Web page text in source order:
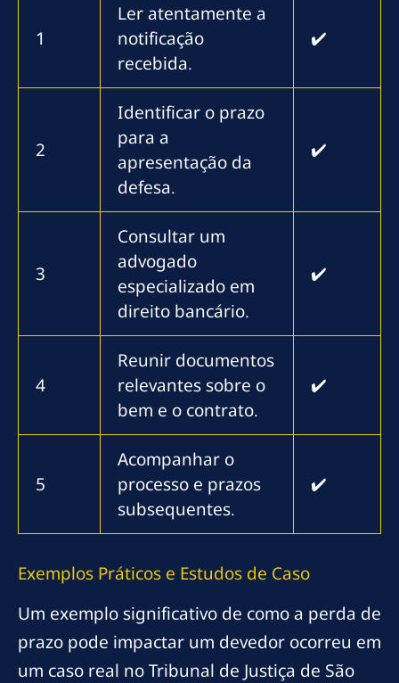
1
Ler atentamente a
notificação
recebida.
✔️
2
Identificar o prazo
para a
apresentação da
defesa.
✔️
3
Consultar um
advogado
especializado em
direito bancário.
✔️
4
Reunir documentos
relevantes sobre o
bem e o contrato.
✔️
5
Acompanhar o
processo e prazos
subsequentes.
✔️
Exemplos Práticos e Estudos de Caso
Um exemplo significativo de como a perda de
prazo pode impactar um devedor ocorreu em
um caso real no Tribunal de Justiça de São